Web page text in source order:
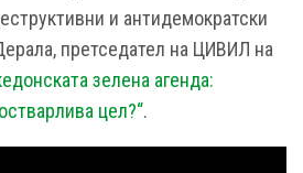
и антидемократски
претседател на ЦИВИЛ на
зелена агенда:
цел?“.